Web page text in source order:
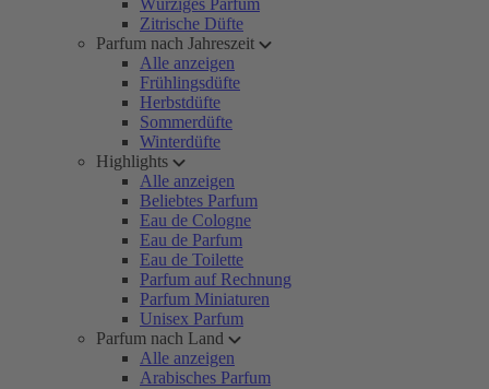
Würziges Parfum
Zitrische Düfte
Parfum nach Jahreszeit
Alle anzeigen
Frühlingsdüfte
Herbstdüfte
Sommerdüfte
Winterdüfte
Highlights
Alle anzeigen
Beliebtes Parfum
Eau de Cologne
Eau de Parfum
Eau de Toilette
Parfum auf Rechnung
Parfum Miniaturen
Unisex Parfum
Parfum nach Land
Alle anzeigen
Arabisches Parfum